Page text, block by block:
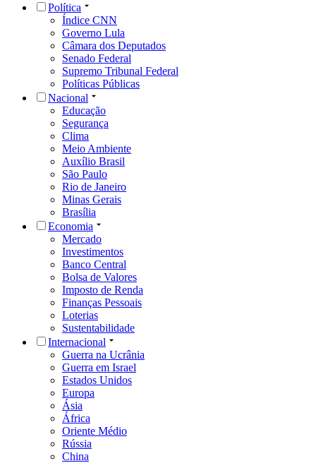
Política
Índice CNN
Governo Lula
Câmara dos Deputados
Senado Federal
Supremo Tribunal Federal
Políticas Públicas
Nacional
Educação
Segurança
Clima
Meio Ambiente
Auxílio Brasil
São Paulo
Rio de Janeiro
Minas Gerais
Brasília
Economia
Mercado
Investimentos
Banco Central
Bolsa de Valores
Imposto de Renda
Finanças Pessoais
Loterias
Sustentabilidade
Internacional
Guerra na Ucrânia
Guerra em Israel
Estados Unidos
Europa
Ásia
África
Oriente Médio
Rússia
China